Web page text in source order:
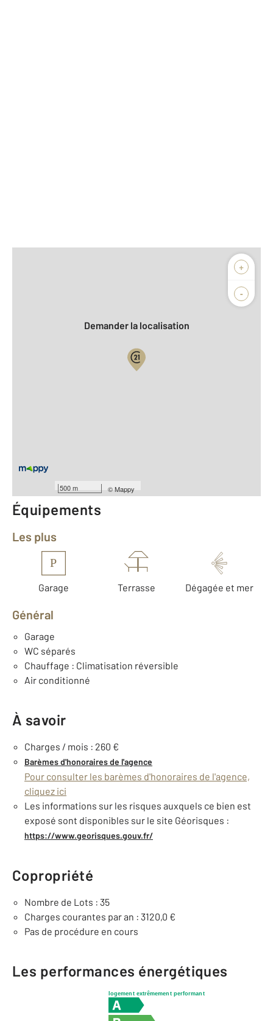
+
-
500 m ©Mappy
Biens vendus
Demander la localisation
Année construction : 1970
Équipements
Les plus
P
Garage Terrasse Dégagée et mer
Général
Garage
WC séparés
Chauffage : Climatisation réversible
Air conditionné
À savoir
Charges / mois : 260 €
Barèmes d'honoraires de l'agence
Pour consulter les barèmes d'honoraires de l'agence,
cliquez ici
Les informations sur les risques auxquels ce bien est
exposé sont disponibles sur le site Géorisques :
https://www.georisques.gouv.fr/
Copropriété
Nombre de Lots : 35
Charges courantes par an : 3120,0 €
Pas de procédure en cours
Les performances énergétiques
logement extrêmement performant